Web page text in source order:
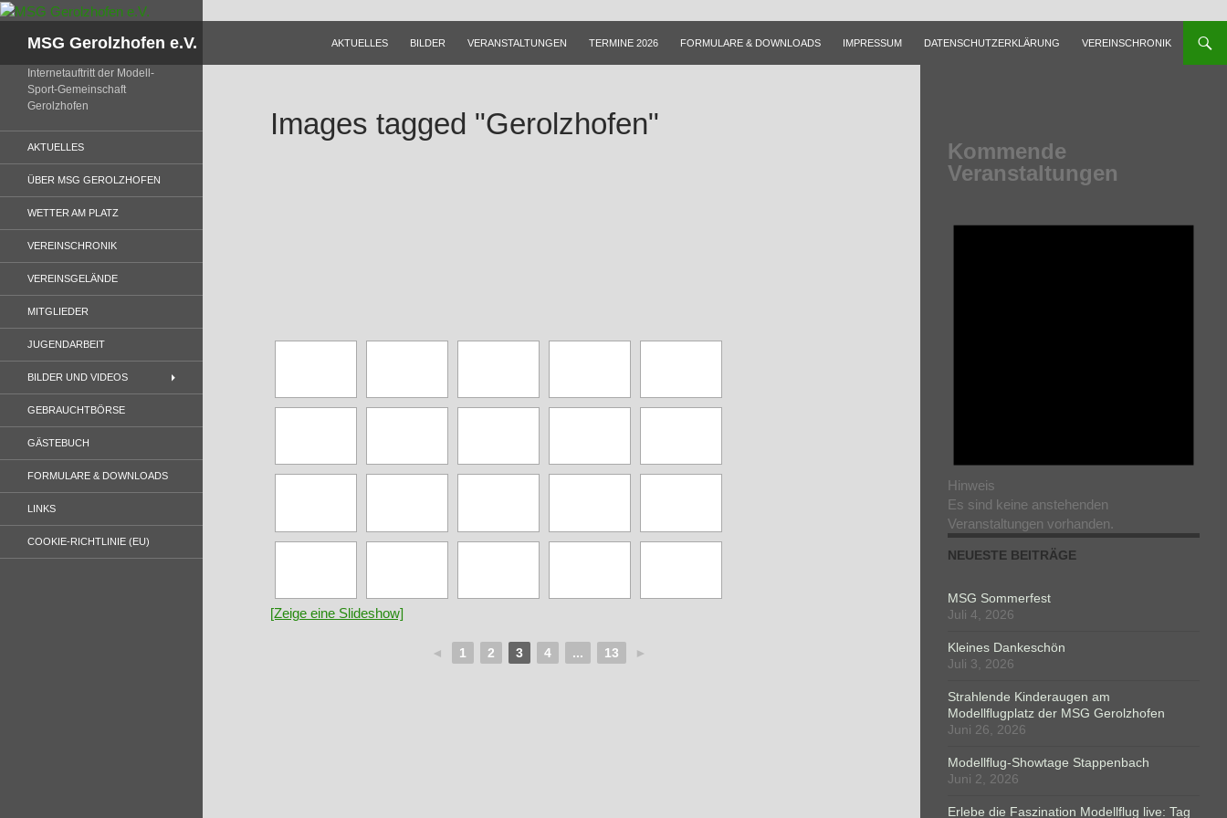
Zum
springenMSG Gerolzhofen e.V. AKTUELLES BILDER VERANSTALTUNGEN TERMINE 2026 FORMULARE & DOWNLOADS IMPRESSUM DATENSCHUTZERKLÄRUNG VEREINSCHRONIK
Images tagged "Gerolzhofen"
[Zeige eine Slideshow]
◄ 1 2 3 4 ... 13 ►
Kommende
Veranstaltungen
Hinweis
Es sind keine anstehenden
Veranstaltungen vorhanden.
NEUESTE BEITRÄGE
MSG Sommerfest
Juli 4, 2026
Kleines Dankeschön
Juli 3, 2026
Strahlende Kinderaugen am
Modellflugplatz der MSG Gerolzhofen
Juni 26, 2026
Modellflug-Showtage Stappenbach
Juni 2, 2026
Erlebe die Faszination Modellflug live: Tag
Internetauftritt der Modell-
Sport-Gemeinschaft
Gerolzhofen
AKTUELLES
ÜBER MSG GEROLZHOFEN
WETTER AM PLATZ
VEREINSCHRONIK
VEREINSGELÄNDE
MITGLIEDER
JUGENDARBEIT
BILDER UND VIDEOS
GEBRAUCHTBÖRSE
GÄSTEBUCH
FORMULARE & DOWNLOADS
LINKS
COOKIE-RICHTLINIE (EU)